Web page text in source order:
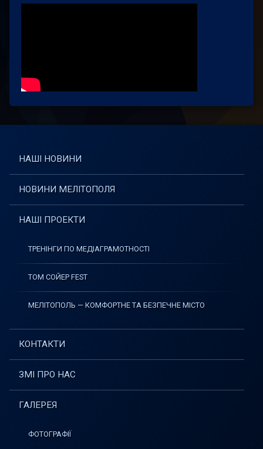
НАШІ НОВИНИ
НОВИНИ МЕЛІТОПОЛЯ
НАШІ ПРОЕКТИ
ТРЕНІНГИ ПО МЕДІАГРАМОТНОСТІ
ТОМ СОЙЕР FEST
МЕЛІТОПОЛЬ — КОМФОРТНЕ ТА БЕЗПЕЧНЕ МІСТО
КОНТАКТИ
ЗМІ ПРО НАС
ГАЛЕРЕЯ
ФОТОГРАФІЇ